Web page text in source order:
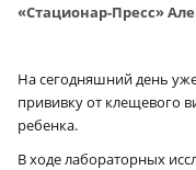
«Стационар-Пресс»
На сегодняшний день
прививку от клещевого
ребенка.
В ходе лабораторных